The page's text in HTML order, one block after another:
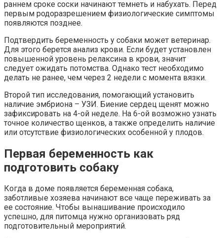
раннем сроке соски начинают темнеть и набухать. Перед
первым родоразрешением физиологические симптомы
появляются позднее.
Подтвердить беременность у собаки может ветеринар.
Для этого берется анализ крови. Если будет установлен
повышенной уровень релаксина в крови, значит
следует ожидать потомства. Однако тест необходимо
делать не ранее, чем через 2 недели с момента вязки.
Второй тип исследования, помогающий установить
наличие эмбриона – УЗИ. Биение сердец щенят можно
зафиксировать на 4-ой неделе. На 6-ой возможно узнать
точное количество щенков, а также определить наличие
или отсутствие физиологических особенной у плодов.
Первая беременность как
подготовить собаку
Когда в доме появляется беременная собака,
заботливые хозяева начинают все чаще переживать за
ее состояние. Чтобы вынашивание происходило
успешно, для питомца нужно организовать ряд
подготовительный мероприятий.